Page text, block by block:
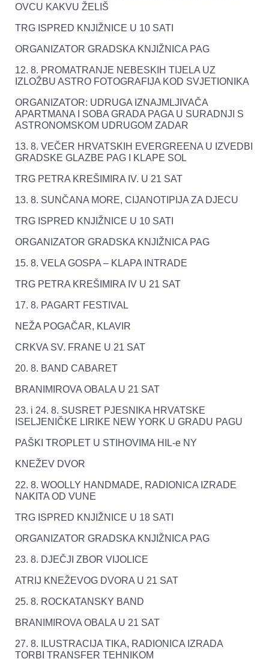
OVCU KAKVU ŽELIŠ
TRG ISPRED KNJIŽNICE U 10 SATI
ORGANIZATOR GRADSKA KNJIŽNICA PAG
12. 8. PROMATRANJE NEBESKIH TIJELA UZ
IZLOŽBU ASTRO FOTOGRAFIJA KOD SVJETIONIKA
ORGANIZATOR: UDRUGA IZNAJMLJIVAČA
APARTMANA I SOBA GRADA PAGA U SURADNJI S
ASTRONOMSKOM UDRUGOM ZADAR
13. 8. VEČER HRVATSKIH EVERGREENA U IZVEDBI
GRADSKE GLAZBE PAG I KLAPE SOL
TRG PETRA KREŠIMIRA IV. U 21 SAT
13. 8. SUNČANA MORE, CIJANOTIPIJA ZA DJECU
TRG ISPRED KNJIŽNICE U 10 SATI
ORGANIZATOR GRADSKA KNJIŽNICA PAG
15. 8. VELA GOSPA – KLAPA INTRADE
TRG PETRA KREŠIMIRA IV U 21 SAT
17. 8. PAGART FESTIVAL
NEŽA POGAČAR, KLAVIR
CRKVA SV. FRANE U 21 SAT
20. 8. BAND CABARET
BRANIMIROVA OBALA U 21 SAT
23. i 24. 8. SUSRET PJESNIKA HRVATSKE
ISELJENIČKE LIRIKE NEW YORK U GRADU PAGU
PAŠKI TROPLET U STIHOVIMA HIL-e NY
KNEŽEV DVOR
22. 8. WOOLLY HANDMADE, RADIONICA IZRADE
NAKITA OD VUNE
TRG ISPRED KNJIŽNICE U 18 SATI
ORGANIZATOR GRADSKA KNJIŽNICA PAG
23. 8. DJEČJI ZBOR VIJOLICE
ATRIJ KNEŽEVOG DVORA U 21 SAT
25. 8. ROCKATANSKY BAND
BRANIMIROVA OBALA U 21 SAT
27. 8. ILUSTRACIJA TIKA, RADIONICA IZRADA
TORBI TRANSFER TEHNIKOM